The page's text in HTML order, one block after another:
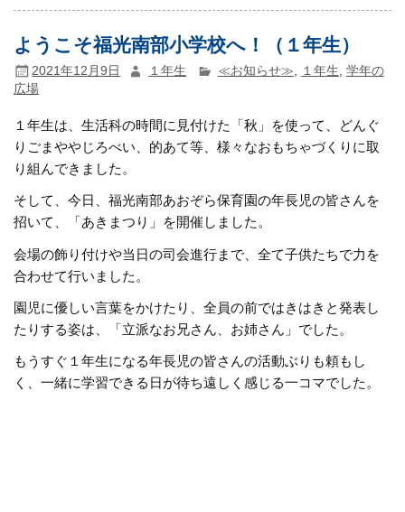
ようこそ福光南部小学校へ！（１年生）
2021年12月9日 １年生 ≪お知らせ≫ １年生 学年の
広場
１年生は、生活科の時間に見付けた「秋」を使って、どんぐ
りごまややじろべい、的あて等、様々なおもちゃづくりに取
り組んできました。
そして、今日、福光南部あおぞら保育園の年長児の皆さんを
招いて、「あきまつり」を開催しました。
会場の飾り付けや当日の司会進行まで、全て子供たちで力を
合わせて行いました。
園児に優しい言葉をかけたり、全員の前ではきはきと発表し
たりする姿は、「立派なお兄さん、お姉さん」でした。
もうすぐ１年生になる年長児の皆さんの活動ぶりも頼もし
く、一緒に学習できる日が待ち遠しく感じる一コマでした。